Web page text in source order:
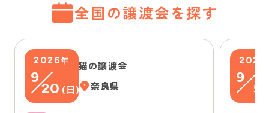
全国の譲渡会を探す
2026年
9
20 ( 日)
猫の譲渡会
奈良県
2026
9
5